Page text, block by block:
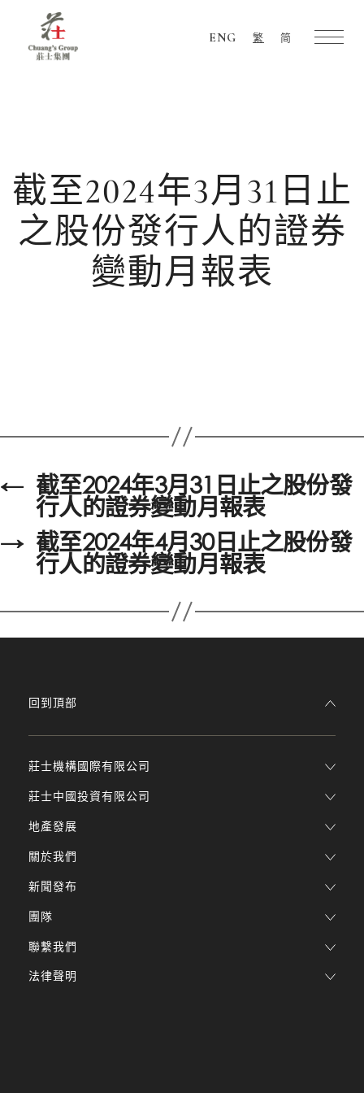
ENG 繁 简
截至2024年3月31日止
之股份發行人的證券
變動月報表
← 截至2024年3月31日止之股份發
行人的證券變動月報表
→ 截至2024年4月30日止之股份發
行人的證券變動月報表
莊士機構國際有限公司
莊士中國投資有限公司
地產發展
關於我們
新聞發布
團隊
回到頂部
聯繫我們
法律聲明